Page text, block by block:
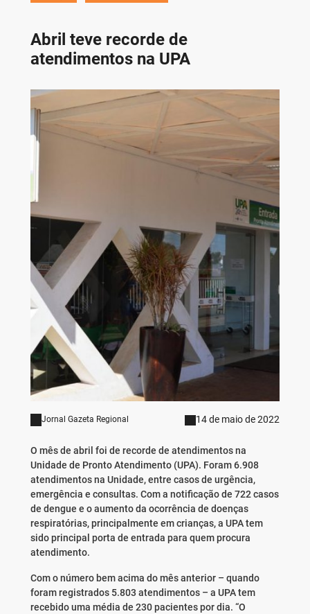
Abril teve recorde de
atendimentos na UPA
Jornal Gazeta Regional 14 de maio de 2022
O mês de abril foi de recorde de atendimentos na
Unidade de Pronto Atendimento (UPA). Foram 6.908
atendimentos na Unidade, entre casos de urgência,
emergência e consultas. Com a notificação de 722 casos
de dengue e o aumento da ocorrência de doenças
respiratórias, principalmente em crianças, a UPA tem
sido principal porta de entrada para quem procura
atendimento.
Com o número bem acima do mês anterior – quando
foram registrados 5.803 atendimentos – a UPA tem
recebido uma média de 230 pacientes por dia. “O